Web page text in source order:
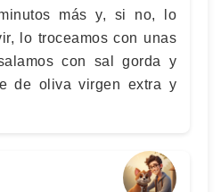
más y, si no, lo
lo troceamos con unas
con sal gorda y
de oliva virgen extra y